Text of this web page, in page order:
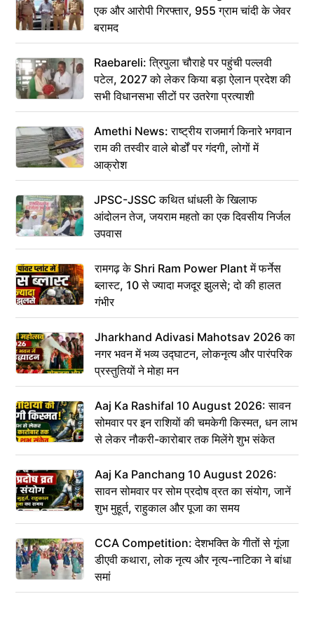
एक और आरोपी गिरफ्तार, 955 ग्राम चांदी के जेवर
बरामद
Raebareli: त्रिपुला चौराहे पर पहुंची पल्लवी
पटेल, 2027 को लेकर किया बड़ा ऐलान प्रदेश की
सभी विधानसभा सीटों पर उतरेगा प्रत्याशी
Amethi News: राष्ट्रीय राजमार्ग किनारे भगवान
राम की तस्वीर वाले बोर्डों पर गंदगी, लोगों में
आक्रोश
JPSC-JSSC कथित धांधली के खिलाफ
आंदोलन तेज, जयराम महतो का एक दिवसीय निर्जल
उपवास
रामगढ़ के Shri Ram Power Plant में फर्नेस
ब्लास्ट, 10 से ज्यादा मजदूर झुलसे; दो की हालत
गंभीर
Jharkhand Adivasi Mahotsav 2026 का
नगर भवन में भव्य उद्घाटन, लोकनृत्य और पारंपरिक
प्रस्तुतियों ने मोहा मन
Aaj Ka Rashifal 10 August 2026: सावन
सोमवार पर इन राशियों की चमकेगी किस्मत, धन लाभ
से लेकर नौकरी-कारोबार तक मिलेंगे शुभ संकेत
Aaj Ka Panchang 10 August 2026:
सावन सोमवार पर सोम प्रदोष व्रत का संयोग, जानें
शुभ मुहूर्त, राहुकाल और पूजा का समय
CCA Competition: देशभक्ति के गीतों से गूंजा
डीएवी कथारा, लोक नृत्य और नृत्य-नाटिका ने बांधा
समां